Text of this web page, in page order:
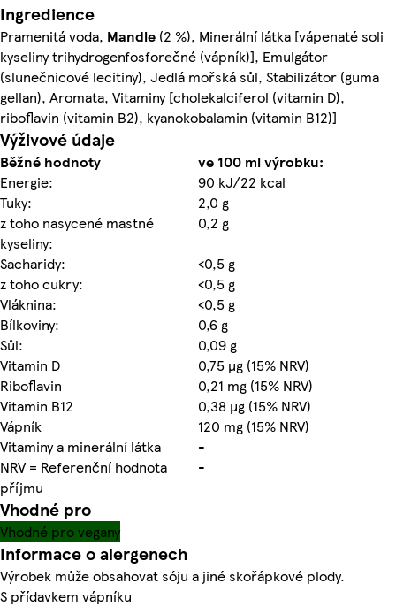
Ingredience
Pramenitá voda, Mandle (2 %), Minerální látka [vápenaté soli
kyseliny trihydrogenfosforečné (vápník)], Emulgátor
(slunečnicové lecitiny), Jedlá mořská sůl, Stabilizátor (guma
gellan), Aromata, Vitaminy [cholekalciferol (vitamin D),
riboflavin (vitamin B2), kyanokobalamin (vitamin B12)]
Výživové údaje
Běžné hodnoty
ve 100 ml výrobku:
Energie:
90 kJ/22 kcal
Tuky:
2,0 g
z toho nasycené mastné
kyseliny:
0,2 g
Sacharidy:
<0,5 g
z toho cukry:
<0,5 g
Vláknina:
<0,5 g
Bílkoviny:
0,6 g
Sůl:
0,09 g
Vitamin D
0,75 µg (15% NRV)
Riboflavin
0,21 mg (15% NRV)
Vitamin B12
0,38 µg (15% NRV)
Vápník
120 mg (15% NRV)
Vitaminy a minerální látka
-
NRV = Referenční hodnota
příjmu
-
Vhodné pro
Vhodné pro vegany
Informace o alergenech
Výrobek může obsahovat sóju a jiné skořápkové plody.
S přídavkem vápníku